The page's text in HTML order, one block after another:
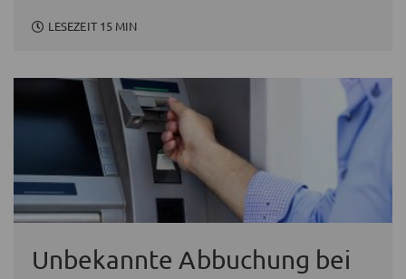
LESEZEIT 15 MIN
Unbekannte Abbuchung bei